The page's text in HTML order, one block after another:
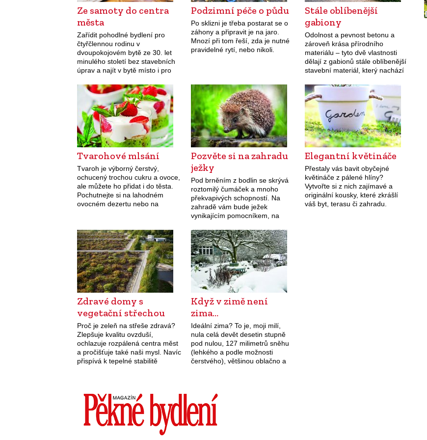
Ze samoty do centra
města
Zařídit pohodlné bydlení pro
čtyřčlennou rodinu v
dvoupokojovém bytě ze 30. let
minulého století bez stavebních
úprav a najít v bytě místo i pro
ze začátku trochu jako vtip.
Podzimní péče o půdu
Po sklizni je třeba postarat se o
záhony a připravit je na jaro.
Mnozí při tom řeší, zda je nutné
pravidelné rytí, nebo nikoli.
Stále oblíbenější
gabiony
Odolnost a pevnost betonu a
zároveň krása přírodního
materiálu – tyto dvě vlastnosti
dělají z gabionů stále oblíbenější
stavební materiál, který nachází
domu.
Tvarohové mlsání
Tvaroh je výborný čerstvý,
ochucený trochou cukru a ovoce,
ale můžete ho přidat i do těsta.
Pochutnejte si na lahodném
ovocném dezertu nebo na
Pozvěte si na zahradu
ježky
Pod brněním z bodlin se skrývá
roztomilý čumáček a mnoho
překvapivých schopností. Na
zahradě vám bude ježek
vynikajícím pomocníkem, na
málo.
Elegantní květináče
Přestaly vás bavit obyčejné
květináče z pálené hlíny?
Vytvořte si z nich zajímavé a
originální kousky, které zkrášlí
váš byt, terasu či zahradu.
Zdravé domy s
vegetační střechou
Proč je zeleň na střeše zdravá?
Zlepšuje kvalitu ovzduší,
ochlazuje rozpálená centra měst
a pročišťuje také naši mysl. Navíc
přispívá k tepelné stabilitě
Když v zimě není
zima…
Ideální zima? To je, moji milí,
nula celá devět desetin stupně
pod nulou, 127 milimetrů sněhu
(lehkého a podle možnosti
čerstvého), většinou oblačno a